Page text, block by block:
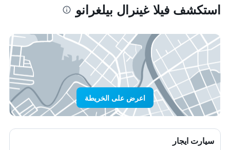
استكشف فيلا غينرال بيلغرانو
اعرض على الخريطة
سيارت ايجار